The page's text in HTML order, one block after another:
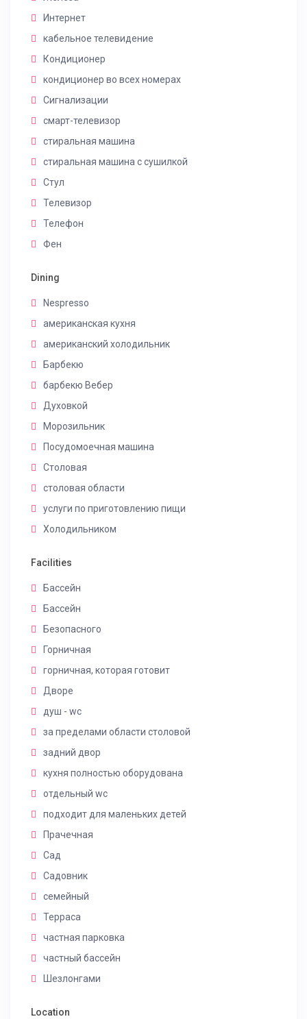
Интернет
кабельное телевидение
Кондиционер
кондиционер во всех номерах
Сигнализации
смарт-телевизор
стиральная машина
стиральная машина с сушилкой
Стул
Телевизор
Телефон
Фен
Dining
Nespresso
американская кухня
американский холодильник
Барбекю
барбекю Вебер
Духовкой
Морозильник
Посудомоечная машина
Столовая
столовая области
услуги по приготовлению пищи
Холодильником
Facilities
Бассейн
Бассейн
Безопасного
Горничная
горничная, которая готовит
Дворе
душ - wc
за пределами области столовой
задний двор
кухня полностью оборудована
отдельный wc
подходит для маленьких детей
Прачечная
Сад
Садовник
семейный
Терраса
частная парковка
частный бассейн
Шезлонгами
Location